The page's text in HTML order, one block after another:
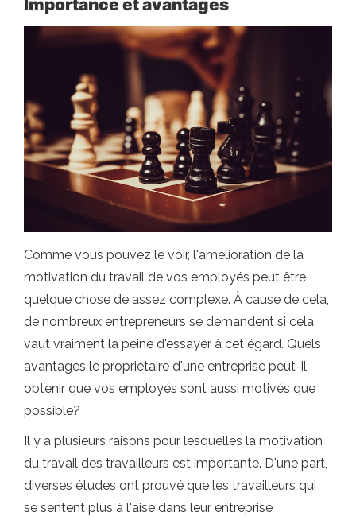
Importance et avantages
Comme vous pouvez le voir, l'amélioration de la
motivation du travail de vos employés peut être
quelque chose de assez complexe. À cause de cela,
de nombreux entrepreneurs se demandent si cela
vaut vraiment la peine d'essayer à cet égard. Quels
avantages le propriétaire d'une entreprise peut-il
obtenir que vos employés sont aussi motivés que
possible?
Il y a plusieurs raisons pour lesquelles la motivation
du travail des travailleurs est importante. D'une part,
diverses études ont prouvé que les travailleurs qui
se sentent plus à l'aise dans leur entreprise